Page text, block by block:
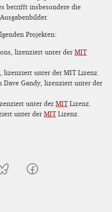
betrifft insbesondere die
Projekten:
lizenziert unter derMIT
lizenziert unter der MIT Lizenz.
Dave Gandy, lizenziert unter der
unter derMITLizenz.
unter derMITLizenz.